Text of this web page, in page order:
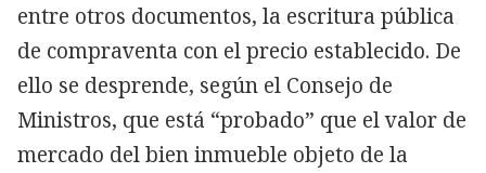
entre otros documentos, la escritura pública
de compraventa con el precio establecido. De
ello se desprende, según el Consejo de
Ministros, que está “probado” que el valor de
mercado del bien inmueble objeto de la